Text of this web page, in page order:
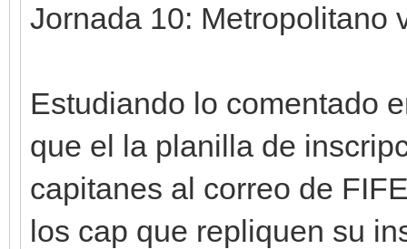
Jornada 10: Metropolitano
Estudiando lo comentado
que el la planilla de
capitanes al correo de
los cap que repliquen su